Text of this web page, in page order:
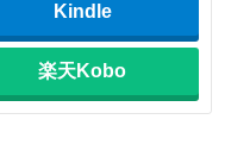
Kindle
楽天Kobo